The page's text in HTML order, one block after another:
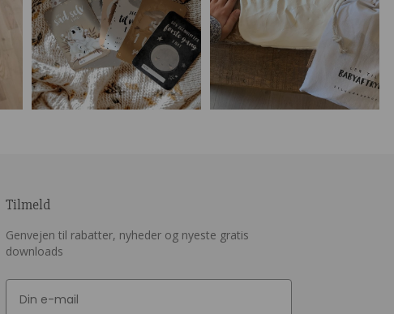
Tilmeld
Genvejen til rabatter, nyheder og nyeste gratis
downloads